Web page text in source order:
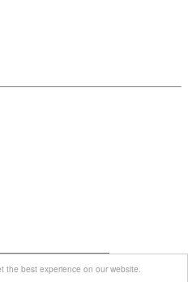
the best experience on our website.